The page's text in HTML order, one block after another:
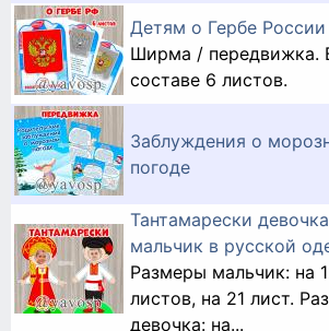
Детям о Гербе России
Ширма / передвижка.
составе 6 листов.
Заблуждения о
погоде
Тантамарески
мальчик в русской
Размеры мальчик: на
листов, на 21 лист.
девочка: на...